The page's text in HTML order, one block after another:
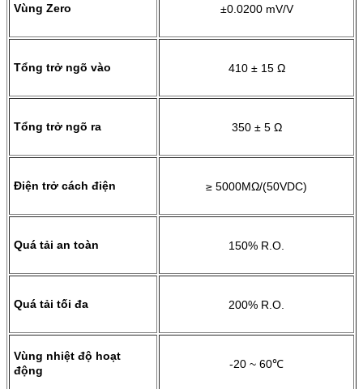
Vùng Zero ±0.0200 mV/V
Tổng trở ngõ vào 410 ± 15 Ω
Tổng trở ngõ ra 350 ± 5 Ω
Điện trở cách điện ≥ 5000MΩ/(50VDC)
Quá tải an toàn 150% R.O.
Quá tải tối đa 200% R.O.
Vùng nhiệt độ hoạt
động
-20 ~ 60℃